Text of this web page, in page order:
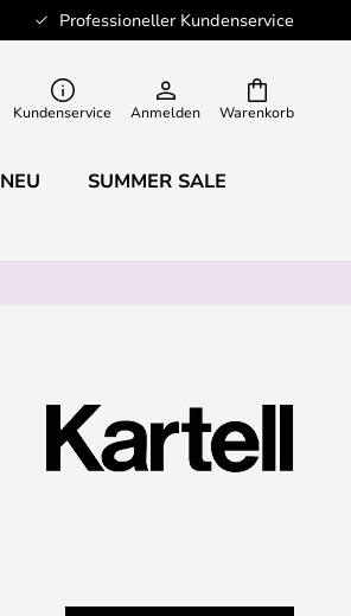
Professioneller Kundenservice
Warenkorb
Kundenservice Anmelden
NEU SUMMER SALE